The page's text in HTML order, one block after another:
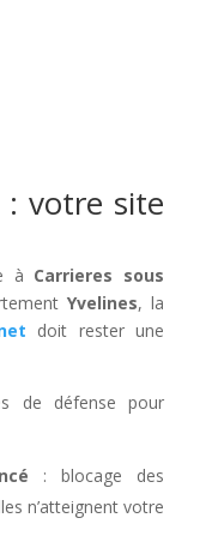
: votre site
à Carrieres sous
Yvelines, la
doit rester une
de défense pour
: blocage des
n’atteignent votre